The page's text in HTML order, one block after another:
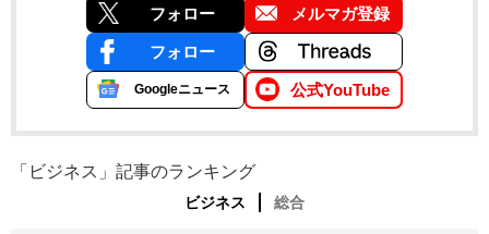
フォロー メルマガ登録
フォロー
Googleニュース 公式YouTube
「ビジネス」記事のランキング
ビジネス 総合